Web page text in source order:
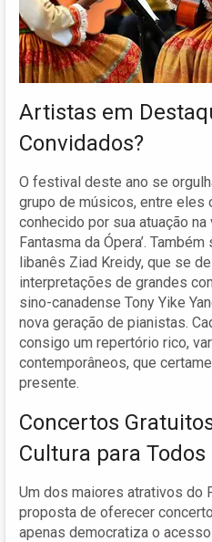
Artistas em
Convidados?
O festival deste ano se
grupo de músicos, entre eles
conhecido por sua atuação na
Fantasma da Ópera’.
libanês Ziad Kreidy, que se
interpretações de grandes
sino-canadense Tony Yike
nova geração de pianistas.
consigo um repertório rico,
contemporâneos, que
presente.
Concertos
Cultura para Todos
Um dos maiores atrativos do
proposta de oferecer
apenas democratiza o